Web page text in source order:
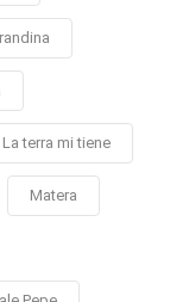
La terra mi tiene
Matera